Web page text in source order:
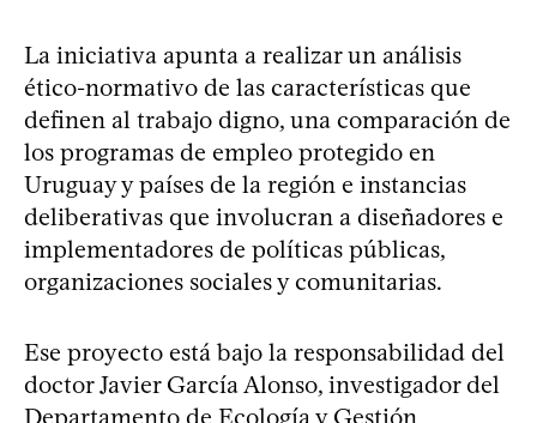
La iniciativa apunta a realizar un análisis
ético-normativo de las características que
definen al trabajo digno, una comparación de
los programas de empleo protegido en
Uruguay y países de la región e instancias
deliberativas que involucran a diseñadores e
implementadores de políticas públicas,
organizaciones sociales y comunitarias.
Ese proyecto está bajo la responsabilidad del
doctor Javier García Alonso, investigador del
Departamento de Ecología y Gestión